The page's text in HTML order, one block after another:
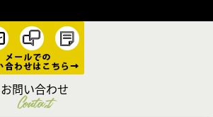
お問い合わせ
Contact